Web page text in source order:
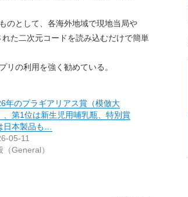
のとして、各海外地域で現地当局や
た二次元コードを読み込むだけで簡単
の利用を強く勧めている。
年のプラギアリアス賞（模倣大
、第1位は新生児用哺乳瓶、特別賞
日本製品も…
05-11
（General）